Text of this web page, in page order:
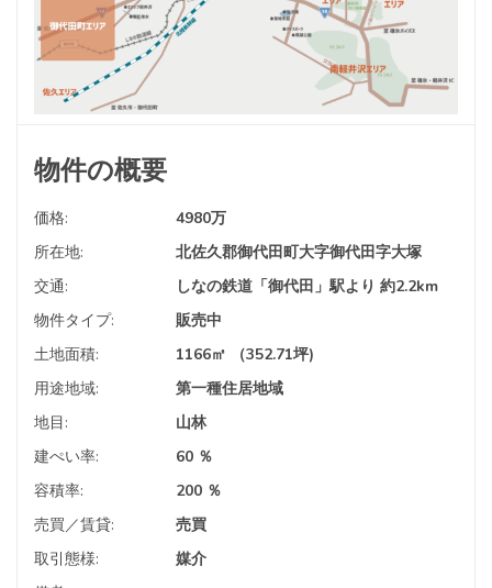
物件の概要
価格: 4980万
所在地:
北佐久郡御代田町大字御代田字大塚
交通:
しなの鉄道「御代田」駅より 約2.2km
物件タイプ:
販売中
土地面積:
1166㎡ （352.71坪)
用途地域:
第一種住居地域
地目:
山林
建ぺい率:
60 ％
容積率:
200 ％
売買／賃貸:
売買
取引態様:
媒介